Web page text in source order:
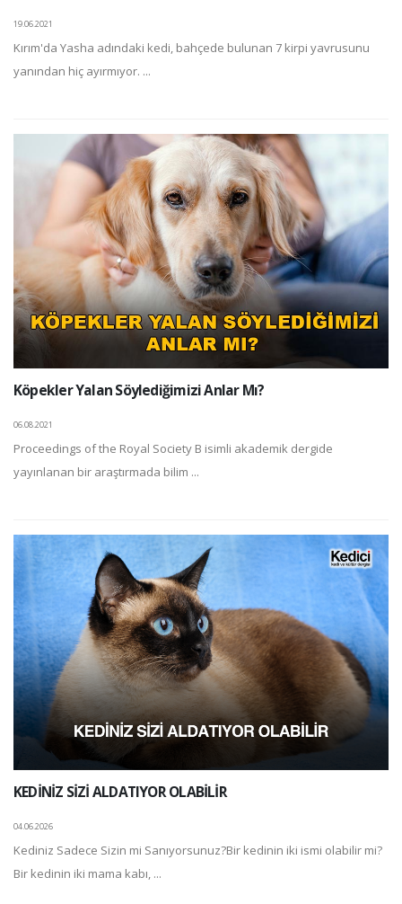
19.06.2021
Kırım'da Yasha adındaki kedi, bahçede bulunan 7 kirpi yavrusunu
yanından hiç ayırmıyor. ...
Köpekler Yalan Söylediğimizi Anlar Mı?
06.08.2021
Proceedings of the Royal Society B isimli akademik dergide
yayınlanan bir araştırmada bilim ...
KEDİNİZ SİZİ ALDATIYOR OLABİLİR
04.06.2026
Kediniz Sadece Sizin mi Sanıyorsunuz?Bir kedinin iki ismi olabilir mi?
Bir kedinin iki mama kabı, ...